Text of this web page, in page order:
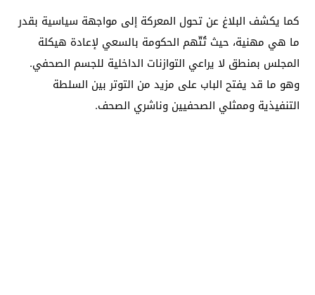
كما يكشف البلاغ عن تحول المعركة إلى مواجهة سياسية بقدر
ما هي مهنية، حيث تُتّهم الحكومة بالسعي لإعادة هيكلة
المجلس بمنطق لا يراعي التوازنات الداخلية للجسم الصحفي.
وهو ما قد يفتح الباب على مزيد من التوتر بين السلطة
التنفيذية وممثلي الصحفيين وناشري الصحف.